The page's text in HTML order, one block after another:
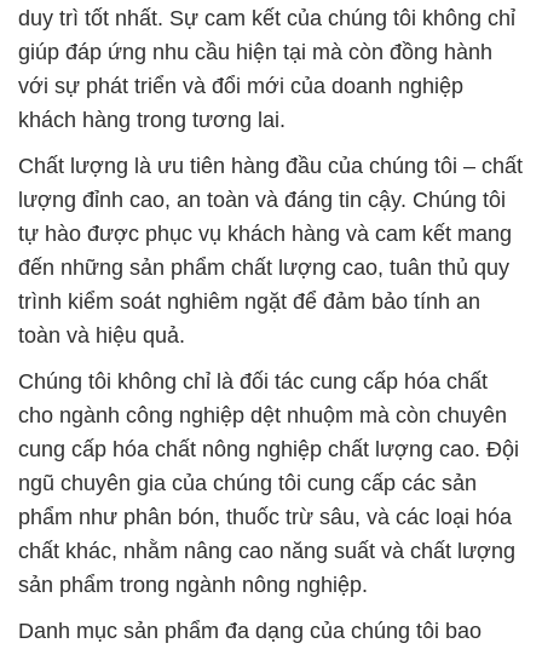
duy trì tốt nhất. Sự cam kết của chúng tôi không chỉ
giúp đáp ứng nhu cầu hiện tại mà còn đồng hành
với sự phát triển và đổi mới của doanh nghiệp
khách hàng trong tương lai.
Chất lượng là ưu tiên hàng đầu của chúng tôi – chất
lượng đỉnh cao, an toàn và đáng tin cậy. Chúng tôi
tự hào được phục vụ khách hàng và cam kết mang
đến những sản phẩm chất lượng cao, tuân thủ quy
trình kiểm soát nghiêm ngặt để đảm bảo tính an
toàn và hiệu quả.
Chúng tôi không chỉ là đối tác cung cấp hóa chất
cho ngành công nghiệp dệt nhuộm mà còn chuyên
cung cấp hóa chất nông nghiệp chất lượng cao. Đội
ngũ chuyên gia của chúng tôi cung cấp các sản
phẩm như phân bón, thuốc trừ sâu, và các loại hóa
chất khác, nhằm nâng cao năng suất và chất lượng
sản phẩm trong ngành nông nghiệp.
Danh mục sản phẩm đa dạng của chúng tôi bao